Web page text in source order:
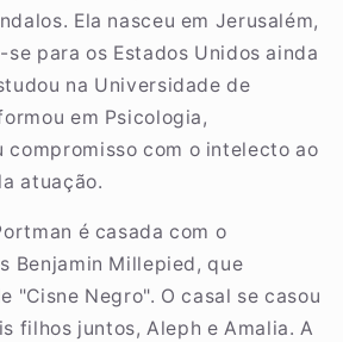
Ela nasceu em Jerusalém,
se para os Estados Unidos ainda
na Universidade de
em Psicologia,
compromisso com o intelecto ao
atuação.
é casada com o
Benjamin Millepied, que
"Cisne Negro". O casal se casou
filhos juntos, Aleph e Amalia. A